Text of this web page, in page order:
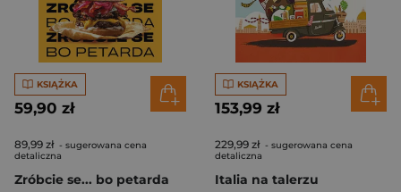
KSIĄŻKA
59,90 zł
89,99 zł - sugerowana cena
detaliczna
Zróbcie se... bo petarda
KSIĄŻKA
153,99 zł
229,99 zł - sugerowana cena
detaliczna
Italia na talerzu